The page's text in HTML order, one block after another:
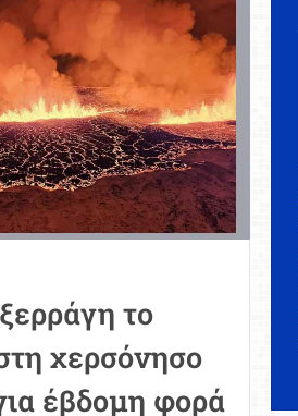
ευθύνεται
για
ένα
εκατομμύριο
θανάτους
κάθε
χρόνο
το
χερσόνησο
έβδομη φορά